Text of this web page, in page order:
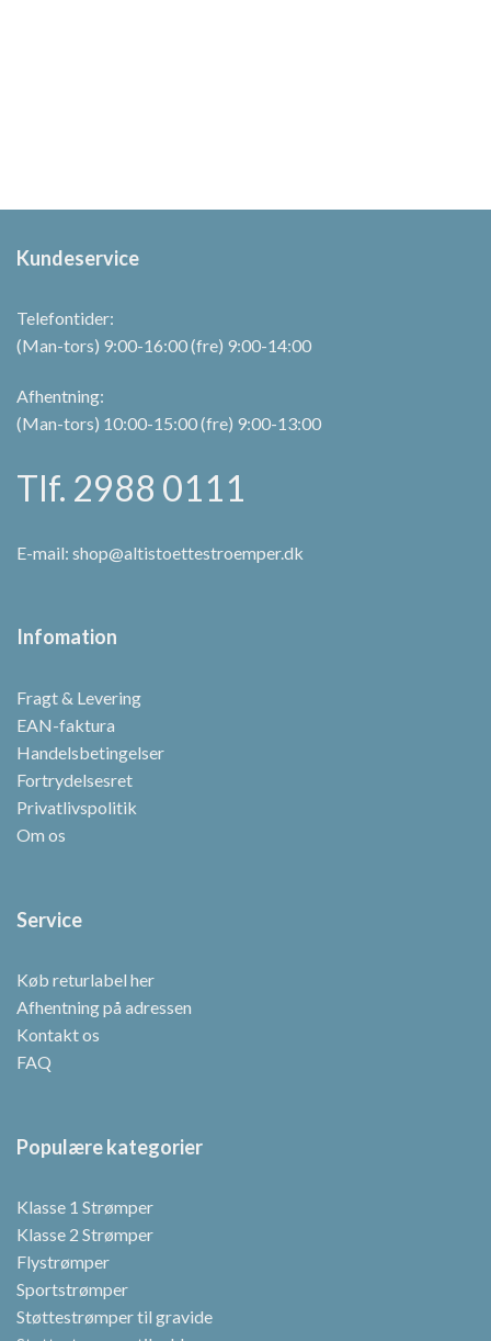
Kundeservice
Telefontider:
(Man-tors) 9:00-16:00 (fre) 9:00-14:00
Afhentning:
(Man-tors) 10:00-15:00 (fre) 9:00-13:00
Tlf. 2988 0111
E-mail: shop@altistoettestroemper.dk
Infomation
Fragt & Levering
EAN-faktura
Handelsbetingelser
Fortrydelsesret
Privatlivspolitik
Om os
Service
Køb returlabel her
Afhentning på adressen
Kontakt os
FAQ
Populære kategorier
Klasse 1 Strømper
Klasse 2 Strømper
Flystrømper
Sportstrømper
Støttestrømper til gravide